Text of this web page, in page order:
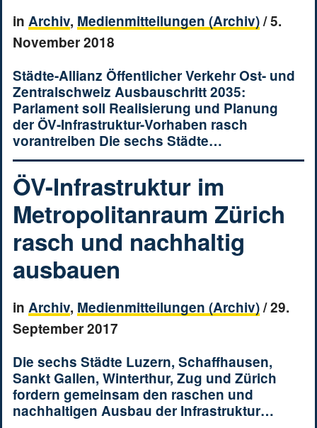
in Archiv, Medienmitteilungen (Archiv)/5.
November 2018
Städte-Allianz Öffentlicher Verkehr Ost- und
Zentralschweiz Ausbauschritt 2035:
Parlament soll Realisierung und Planung
der ÖV-Infrastruktur-Vorhaben rasch
vorantreiben Die sechs Städte…
ÖV-Infrastruktur im
Metropolitanraum Zürich
rasch und nachhaltig
ausbauen
in Archiv, Medienmitteilungen (Archiv)/29.
September 2017
Die sechs Städte Luzern, Schaffhausen,
Sankt Gallen, Winterthur, Zug und Zürich
fordern gemeinsam den raschen und
nachhaltigen Ausbau der Infrastruktur…